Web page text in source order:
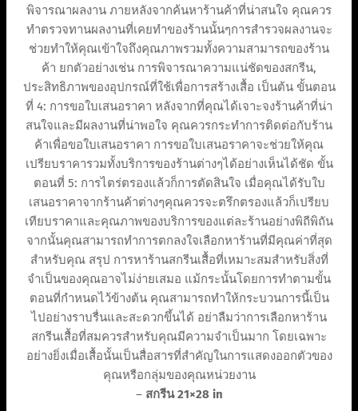
พิจารณาผลงาน ภายหลังจากค้นหาร้านค้าที่น่าสนใจ คุณควร
ทำตรวจทานผลงานที่เคยทำของร้านนั้นๆการสำรวจผลงานจะ
ช่วยทำให้คุณเข้าใจถึงคุณภาพรวมทั้งความสามารถของร้าน
ค้า ยกตัวอย่างเช่น การพิจารณาความแน่ชัดของสกรีน,
ประสิทธิภาพของอุปกรณ์ที่ใช้เพื่อการสร้างเสื้อ เป็นต้น ขั้นตอน
ที่ 4: การขอใบเสนอราคา หลังจากที่คุณได้เจาะจงร้านค้าที่น่า
สนใจและมีผลงานที่น่าพอใจ คุณควรกระทำการติดต่อกับร้าน
ค้าเพื่อขอใบเสนอราคา การขอใบเสนอราคาจะช่วยให้คุณ
เปรียบราคารวมทั้งบริการของร้านต่างๆได้อย่างเห็นได้ชัด ขั้น
ตอนที่ 5: การไตร่ตรองแล้วก็การตัดสินใจ เมื่อคุณได้รับใบ
เสนอราคาจากร้านค้าต่างๆคุณควรจะตรึกตรองแล้วก็เปรียบ
เทียบราคาและคุณภาพของบริการของแต่ละร้านอย่างพิถีพิถัน
จากนั้นคุณสามารถทำการตกลงใจเลือกหาร้านที่มีคุณค่าที่สุด
สำหรับคุณ สรุป การหาร้านสกรีนเสื้อที่เหมาะสมสำหรับสิ่งที่
จำเป็นของคุณอาจไม่ง่ายเสมอ แม้กระนั้นโดยการทำตามขั้น
ตอนที่กำหนดไว้ข้างต้น คุณสามารถทำให้กระบวนการนี้เป็น
ไปอย่างราบรื่นและสะดวกขึ้นได้ อย่าลืมว่าการเลือกหาร้าน
สกรีนเสื้อที่สมควรสำหรับคุณมีความจำเป็นมาก โดยเฉพาะ
อย่างยิ่งเมื่อเสื้อนั้นเป็นสื่อสารที่สำคัญในการแสดงออกตัวของ
คุณหรือกลุ่มของคุณหน่วยงาน
– สกรีน 21×28 in